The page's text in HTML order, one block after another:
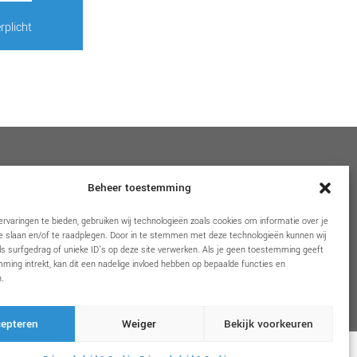
Beheer toestemming
te bieden, gebruiken wij technologieën zoals cookies om informatie over je
slaan en/of te raadplegen. Door in te stemmen met deze technologieën kunnen wij
surfgedrag of unieke ID's op deze site verwerken. Als je geen toestemming geeft
intrekt, kan dit een nadelige invloed hebben op bepaalde functies en
Weiger Bekijk voorkeuren
VOLG ONS